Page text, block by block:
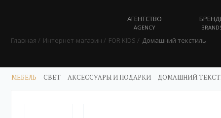
АГЕНТСТВО
AGENCY
Главная Интернет-магазин FOR KIDS Домашний текстиль
МЕБЕЛЬ СВЕТ АКСЕССУАРЫ И ПОДАРКИ ДОМАШНИЙ